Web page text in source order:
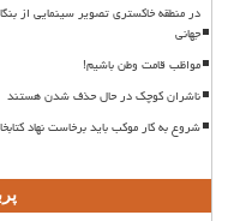
در منطقه خاکستری تصویر سینمایی از
جهانی
مواظب قامت وطن باشیم!
ناشران کوچک در حال حذف شدن هستند
شروع به کار موکب باید برخاست نهاد